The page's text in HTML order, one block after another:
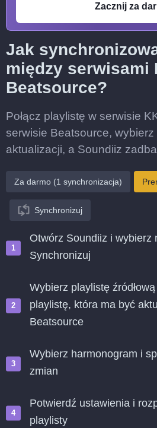
Zacznij za
Jak
między serwisami
Beatsource?
Połącz playlistę w serwisie
serwisie Beatsource,
aktualizacji, a Soundiiz
Za darmo (1 synchronizacja)
Synchronizuj
Otwórz Soundiiz i wybierz
Synchronizuj
Wybierz playlistę
playlistę, która ma być
Beatsource
Wybierz harmonogram i
zmian
Potwierdź ustawienia i
playlisty